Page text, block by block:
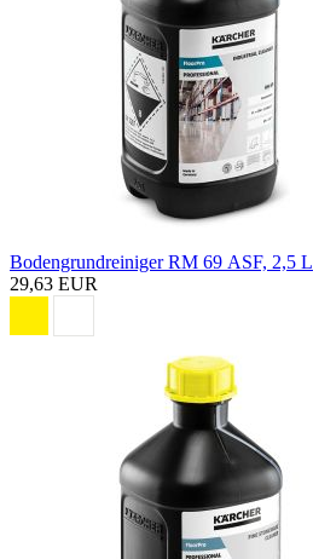
Bodengrundreiniger RM 69 ASF, 2,5 L
29,63 EUR